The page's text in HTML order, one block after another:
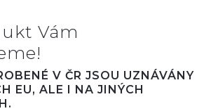
Vám
V ČR JSOU UZNÁVÁNY
EU, ALE I NA JINÝCH